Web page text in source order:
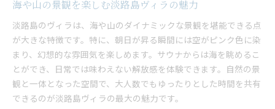
海や山の景観を楽しむ淡路島ヴィラの魅力
淡路島のヴィラは、海や山のダイナミックな景観を堪能できる点
が大きな特徴です。特に、朝日が昇る瞬間には空がピンク色に染
まり、幻想的な雰囲気を楽しめます。サウナからは海を眺めるこ
とができ、日常では味わえない解放感を体験できます。自然の景
観と一体となった空間で、大人数でもゆったりとした時間を共有
できるのが淡路島ヴィラの最大の魅力です。